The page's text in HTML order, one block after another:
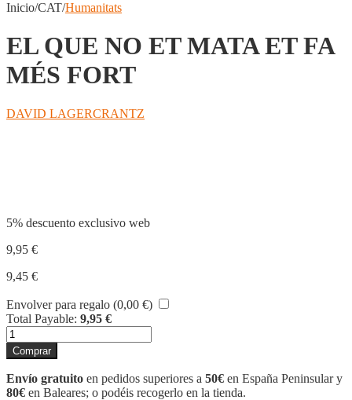
Inicio/CAT/Humanitats
EL QUE NO ET MATA ET FA
MÉS FORT
DAVID LAGERCRANTZ
5% descuento exclusivo web
9,95 €
9,45 €
Envolver para regalo (0,00 €)
Total Payable: 9,95 €
EL
QUE
NO
ET
MATA
Comprar
Envío gratuito en pedidos superiores a 50€ en España Peninsular y
80€ en Baleares; o podéis recogerlo en la tienda.